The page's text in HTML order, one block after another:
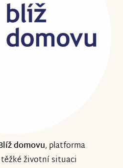
domovu, platforma
životní situaci